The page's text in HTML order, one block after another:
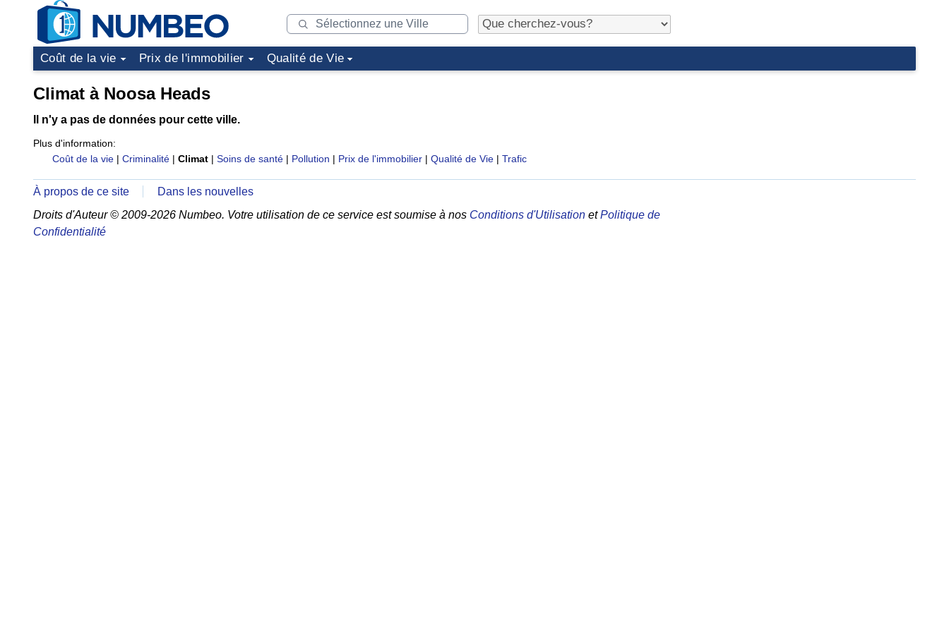
Coût de la vie Prix de l'immobilier Qualité de Vie
Climat à Noosa Heads
Il n'y a pas de données pour cette ville.
Plus d'information:
Coût de la vie | Criminalité | Climat | Soins de santé | Pollution | Prix de l'immobilier | Qualité de Vie | Trafic
À propos de ce site
Dans les nouvelles
Droits d'Auteur © 2009-2026 Numbeo. Votre utilisation de ce service est soumise à nos Conditions d'Utilisation etPolitique de
Confidentialité